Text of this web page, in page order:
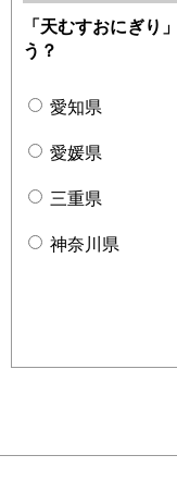
「天むすおにぎり
う？
愛知県
愛媛県
三重県
神奈川県